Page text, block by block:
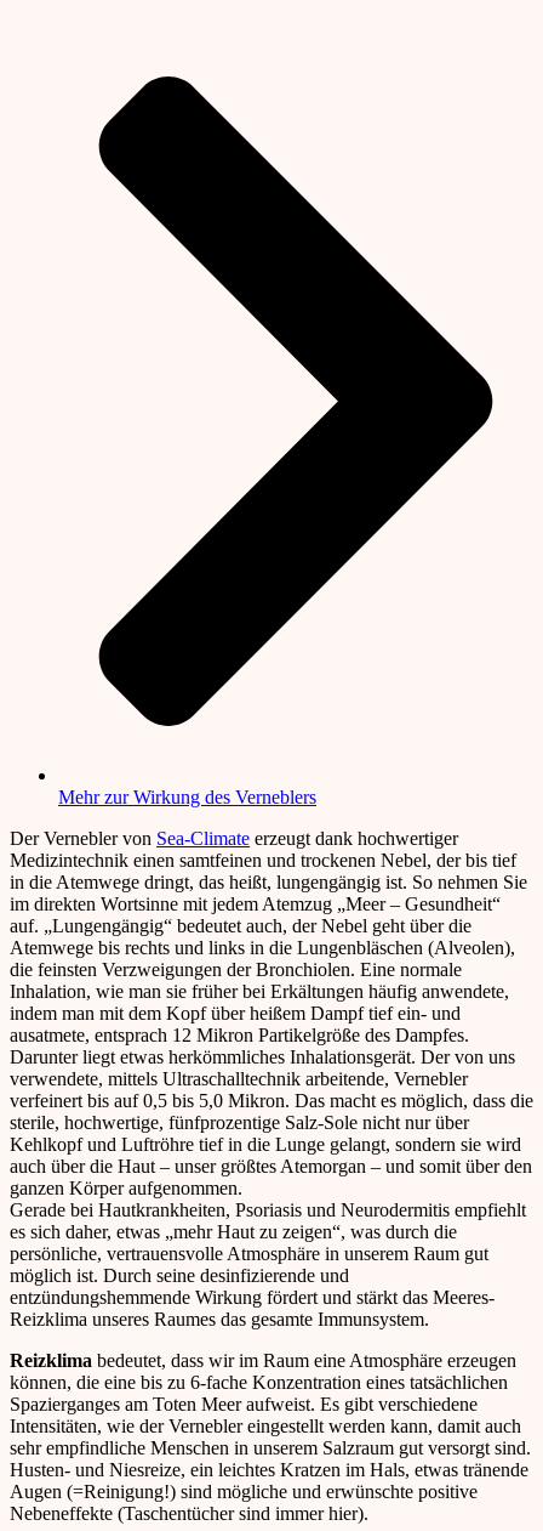
Mehr zur Wirkung des Verneblers
Der Vernebler von Sea-Climate erzeugt dank hochwertiger
Medizintechnik einen samtfeinen und trockenen Nebel, der bis tief
in die Atemwege dringt, das heißt, lungengängig ist. So nehmen Sie
im direkten Wortsinne mit jedem Atemzug „Meer – Gesundheit“
auf. „Lungengängig“ bedeutet auch, der Nebel geht über die
Atemwege bis rechts und links in die Lungenbläschen (Alveolen),
die feinsten Verzweigungen der Bronchiolen. Eine normale
Inhalation, wie man sie früher bei Erkältungen häufig anwendete,
indem man mit dem Kopf über heißem Dampf tief ein- und
ausatmete, entsprach 12 Mikron Partikelgröße des Dampfes.
Darunter liegt etwas herkömmliches Inhalationsgerät. Der von uns
verwendete, mittels Ultraschalltechnik arbeitende, Vernebler
verfeinert bis auf 0,5 bis 5,0 Mikron. Das macht es möglich, dass die
sterile, hochwertige, fünfprozentige Salz-Sole nicht nur über
Kehlkopf und Luftröhre tief in die Lunge gelangt, sondern sie wird
auch über die Haut – unser größtes Atemorgan – und somit über den
ganzen Körper aufgenommen.
Gerade bei Hautkrankheiten, Psoriasis und Neurodermitis empfiehlt
es sich daher, etwas „mehr Haut zu zeigen“, was durch die
persönliche, vertrauensvolle Atmosphäre in unserem Raum gut
möglich ist. Durch seine desinfizierende und
entzündungshemmende Wirkung fördert und stärkt das Meeres-
Reizklima unseres Raumes das gesamte Immunsystem.
Reizklima bedeutet, dass wir im Raum eine Atmosphäre erzeugen
können, die eine bis zu 6-fache Konzentration eines tatsächlichen
Spazierganges am Toten Meer aufweist. Es gibt verschiedene
Intensitäten, wie der Vernebler eingestellt werden kann, damit auch
sehr empfindliche Menschen in unserem Salzraum gut versorgt sind.
Husten- und Niesreize, ein leichtes Kratzen im Hals, etwas tränende
Augen (=Reinigung!) sind mögliche und erwünschte positive
Nebeneffekte (Taschentücher sind immer hier).